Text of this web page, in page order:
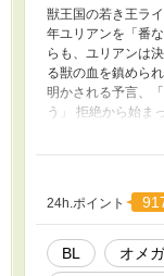
獣王国の若き王ラ
年ユリアンを「番
らも、ユリアンは
る獣の血を鎮めら
明かされる予言、
う」 拒絶から始ま
っていく。 冷徹な
ファンタジー！
24h.ポイント
BL
オメ